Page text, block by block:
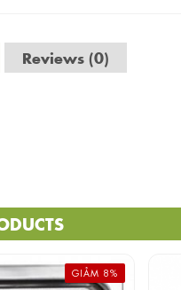
Reviews (0)
GIẢM 8%